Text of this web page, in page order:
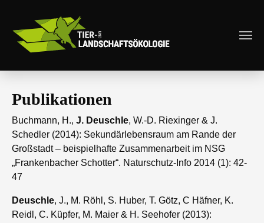
Publikationen
Buchmann, H., J. Deuschle, W.-D. Riexinger & J.
Schedler (2014): Sekundärlebensraum am Rande der
Großstadt – beispielhafte Zusammenarbeit im NSG
„Frankenbacher Schotter“. Naturschutz-Info 2014 (1): 42-
47
Deuschle, J., M. Röhl, S. Huber, T. Götz, C Häfner, K.
Reidl, C. Küpfer, M. Maier & H. Seehofer (2013):